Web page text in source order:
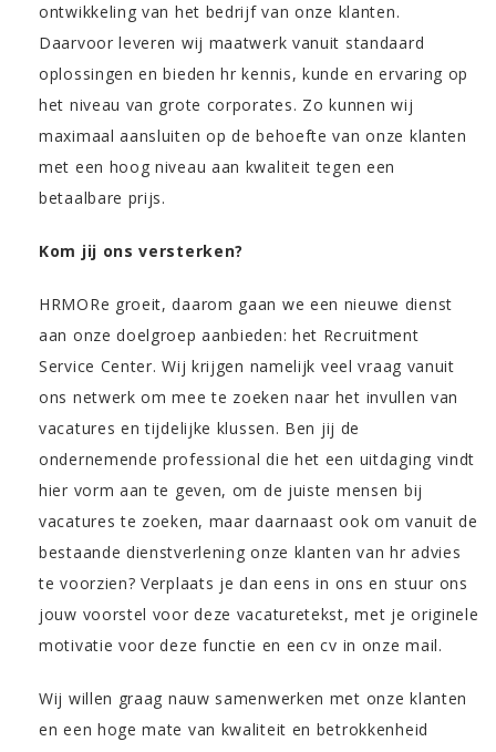
ontwikkeling van het bedrijf van onze klanten.
Daarvoor leveren wij maatwerk vanuit standaard
oplossingen en bieden hr kennis, kunde en ervaring op
het niveau van grote corporates. Zo kunnen wij
maximaal aansluiten op de behoefte van onze klanten
met een hoog niveau aan kwaliteit tegen een
betaalbare prijs.
Kom jij ons versterken?
HRMORe groeit, daarom gaan we een nieuwe dienst
aan onze doelgroep aanbieden: het Recruitment
Service Center. Wij krijgen namelijk veel vraag vanuit
ons netwerk om mee te zoeken naar het invullen van
vacatures en tijdelijke klussen. Ben jij de
ondernemende professional die het een uitdaging vindt
hier vorm aan te geven, om de juiste mensen bij
vacatures te zoeken, maar daarnaast ook om vanuit de
bestaande dienstverlening onze klanten van hr advies
te voorzien? Verplaats je dan eens in ons en stuur ons
jouw voorstel voor deze vacaturetekst, met je originele
motivatie voor deze functie en een cv in onze mail.
Wij willen graag nauw samenwerken met onze klanten
en een hoge mate van kwaliteit en betrokkenheid